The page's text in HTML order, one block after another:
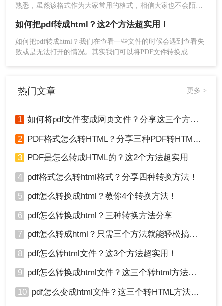
熟悉，虽然该格式作为大家常用的格式，相信大家也不会陌
在特定的时候需要使用网页格式的时候应该要去怎么办呢？这
个时候我们就需要使用文件格式转换来解决问题了！具体操作
是什么样的呢？小编接下来就来为大家详细解答如何pdf转html
吧！
如何把pdf转成html？这2个方法超实用！
如何把pdf转成html？我们在查看一些文件的时候会遇到查看失
败或是无法打开的情况。其实我们可以将PDF文件转换成
下面一起看看吧。
热门文章 更多 >
1 如何将pdf文件变成网页文件？分享这三个方法给大家！
2 PDF格式怎么转HTML？分享三种PDF转HTML的方法
3 PDF是怎么转成HTML的？这2个方法超实用
4 pdf格式怎么转html格式？分享四种转换方法！
5 pdf怎么转换成html？教你4个转换方法！
6 pdf怎么转换成html？三种转换方法分享
7 pdf怎么转成html？只需三个方法就能轻松搞定！
8 pdf怎么转html文件？这3个方法超实用！
9 pdf怎么转换成html文件？这三个转html方法分享给你！
10 pdf怎么变成html文件？这三个转HTML方法分享给你！